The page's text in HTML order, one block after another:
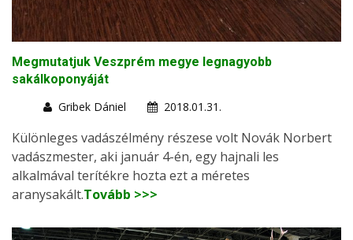
Megmutatjuk Veszprém megye legnagyobb
sakálkoponyáját
Gribek Dániel
2018.01.31.
Különleges vadászélmény részese volt Novák Norbert
vadászmester, aki január 4-én, egy hajnali les
alkalmával terítékre hozta ezt a méretes
aranysakált.Tovább >>>